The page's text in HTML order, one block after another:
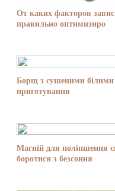
От каких факторов
правильно оптимизиро
Борщ з сушеними білими
приготування
Магній для поліпшення
боротися з безсоння